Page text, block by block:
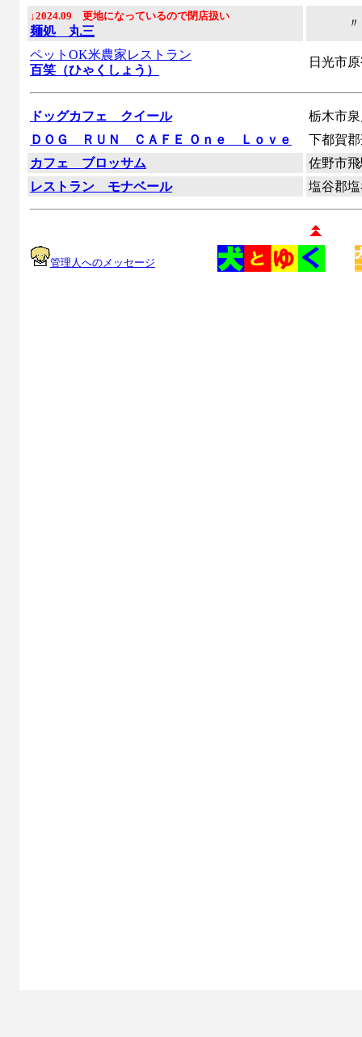
↓2024.09 更地になっているので閉店扱い
麺処 丸三
〃
ペットOK米農家レストラン
百笑（ひゃくしょう）
日光市
ドッグカフェ クイール
栃木市
ＤＯＧ ＲＵＮ ＣＡＦＥ Ｏｎｅ Ｌｏｖｅ
下都賀
カフェ ブロッサム
佐野市
レストラン モナベール
塩谷郡
管理人へのメッセージ